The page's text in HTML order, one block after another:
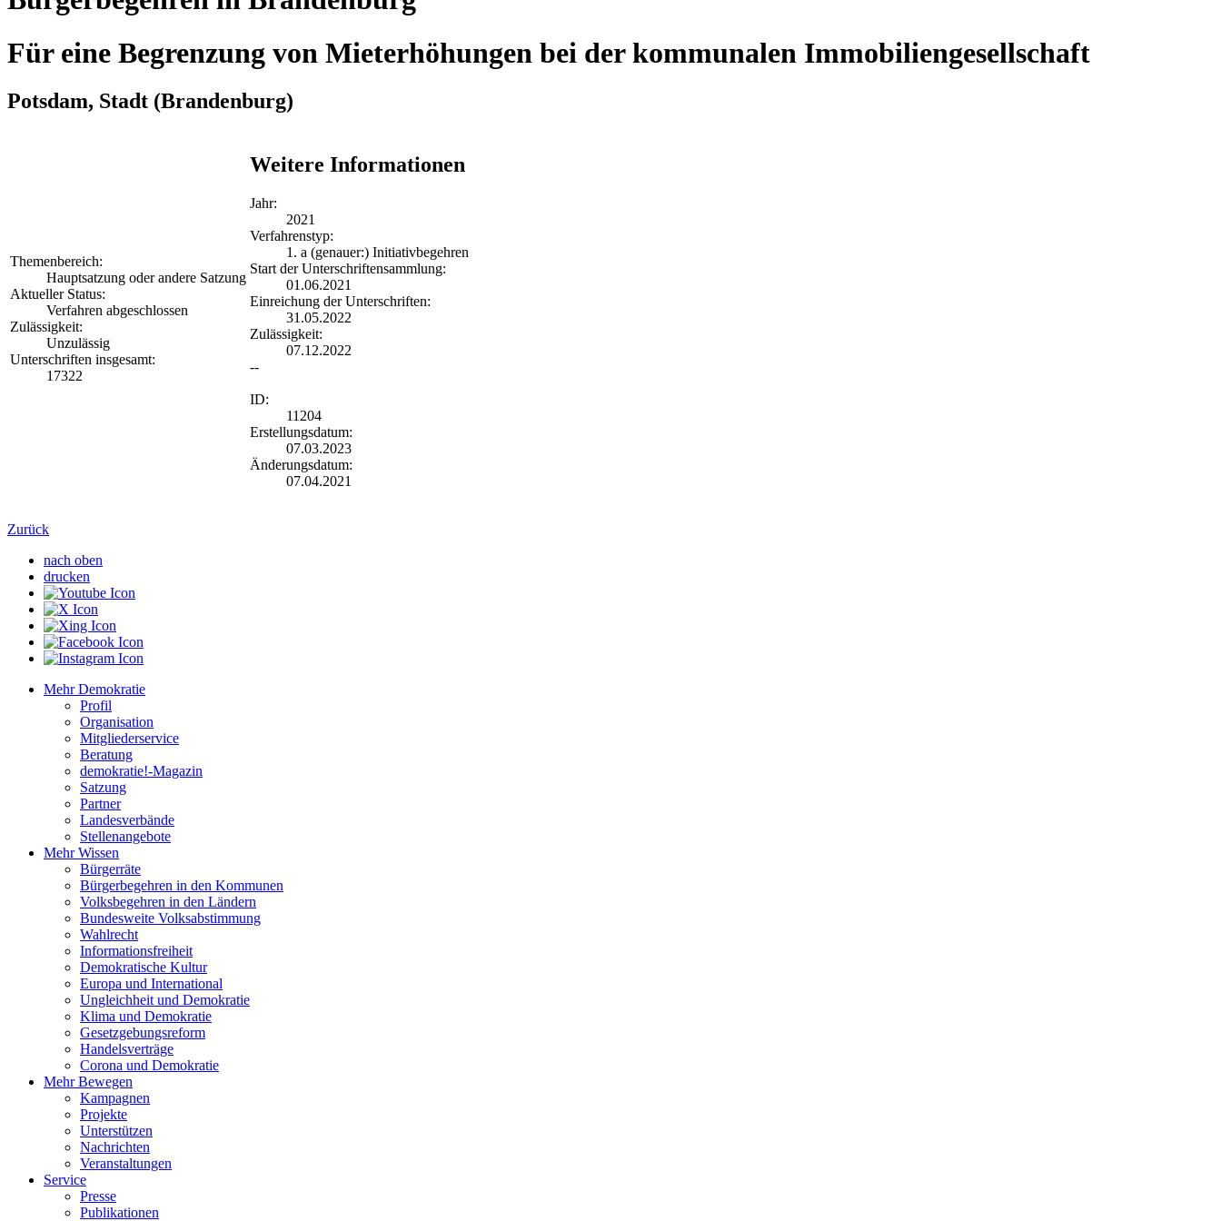
Für eine Begrenzung von Mieterhöhungen bei der kommunalen Immobiliengesellschaft
Potsdam, Stadt (Brandenburg)
Themenbereich:
Hauptsatzung oder andere Satzung
Aktueller Status:
Verfahren abgeschlossen
Zulässigkeit:
Unzulässig
Unterschriften insgesamt:
17322
Weitere Informationen
Jahr:
2021
Verfahrenstyp:
1. a (genauer:) Initiativbegehren
Start der Unterschriftensammlung:
01.06.2021
Einreichung der Unterschriften:
31.05.2022
Zulässigkeit:
07.12.2022
--
ID:
11204
Erstellungsdatum:
07.03.2023
Änderungsdatum:
07.04.2021
Zurück
nach oben
drucken
Mehr Demokratie
Profil
Organisation
Mitgliederservice
Beratung
demokratie!-Magazin
Satzung
Partner
Landesverbände
Stellenangebote
Mehr Wissen
Bürgerräte
Bürgerbegehren in den Kommunen
Volksbegehren in den Ländern
Bundesweite Volksabstimmung
Wahlrecht
Informationsfreiheit
Demokratische Kultur
Europa und International
Ungleichheit und Demokratie
Klima und Demokratie
Gesetzgebungsreform
Handelsverträge
Corona und Demokratie
Mehr Bewegen
Kampagnen
Projekte
Unterstützen
Nachrichten
Veranstaltungen
Service
Presse
Publikationen